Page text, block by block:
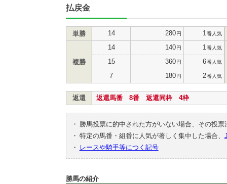
払戻金
単勝 14 280円 1 番人気
複勝
14 140円 1 番人気
15 360円 6番人気
7 180円 2番人気
返還 返還馬番 8番 返還同枠 4枠
・
勝馬投票に的中された方がいない場合、その投
・ 特定の馬番・組番に人気が著しく集中した場合、
・
レースや騎手等につく記号
勝馬の紹介